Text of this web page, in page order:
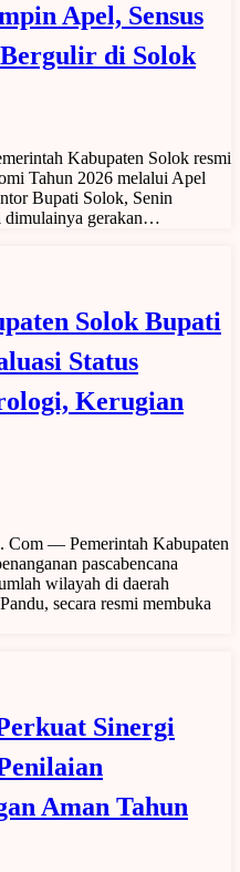
Apel, Sensus
di Solok
Kabupaten Solok resmi
Tahun 2026 melalui Apel
Bupati Solok, Senin
dimulainya gerakan…
Solok Bupati
Status
Kerugian
Com — Pemerintah Kabupaten
pascabencana
wilayah di daerah
secara resmi membuka
Sinergi
Aman Tahun